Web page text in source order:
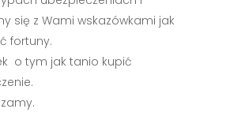
się z Wami wskazówkami jak
fortuny.
o tym jak tanio kupić